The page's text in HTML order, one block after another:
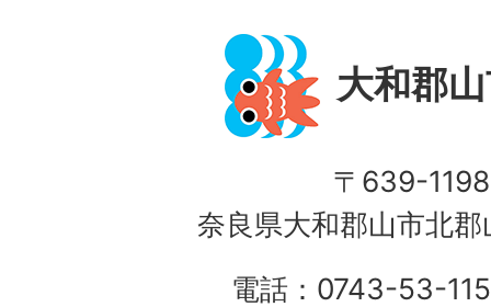
大和郡
〒639-1198
奈良県大和郡山市北
電話：0743-53-